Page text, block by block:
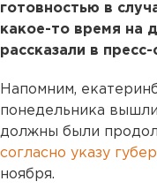
готовностью в
какое-то время на
рассказали в
Напомним,
понедельника
должны были
согласно указу
ноября.